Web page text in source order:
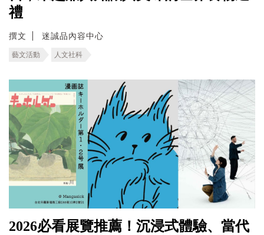
禮
撰文 迷誠品內容中心
藝文活動 人文社科
2026必看展覽推薦！沉浸式體驗、當代